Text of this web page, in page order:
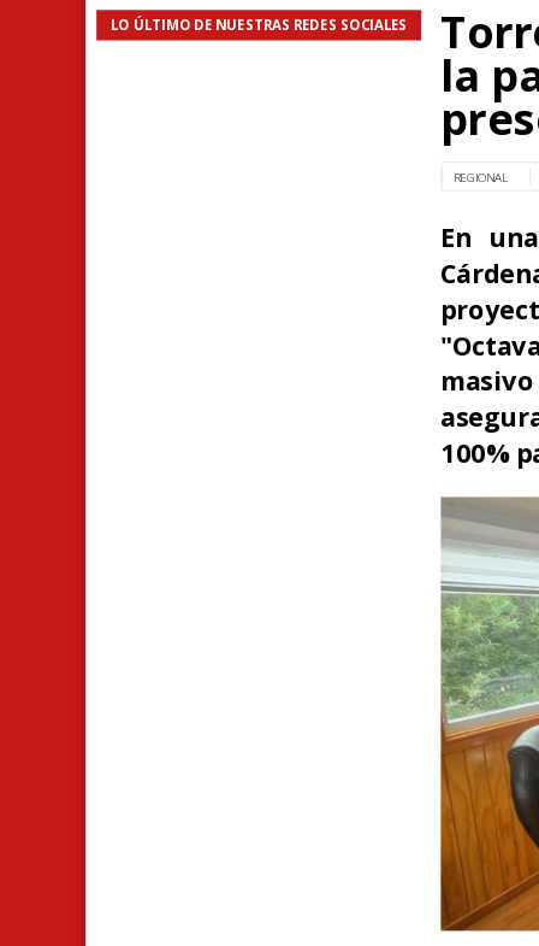
LO ÚLTIMO DE NUESTRAS REDES SOCIALES
la
REGIONAL
En
100%